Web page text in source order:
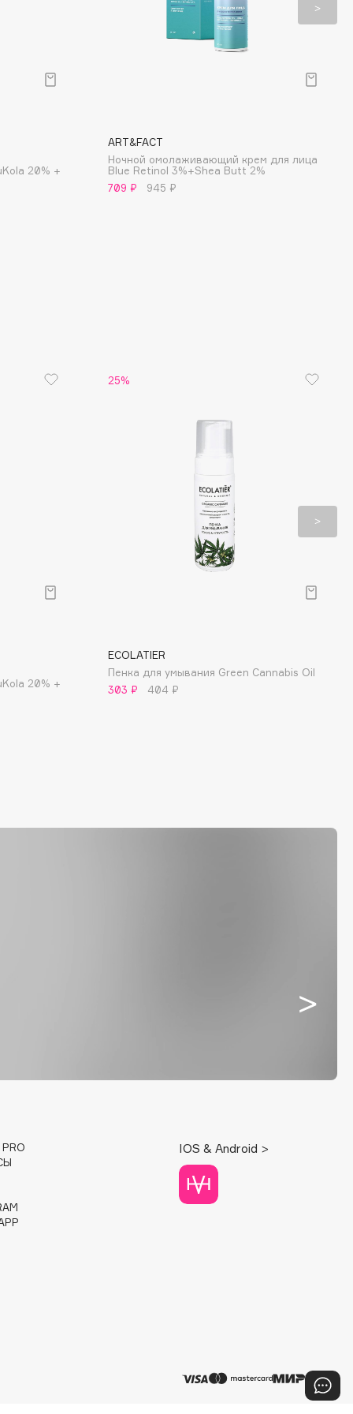
20% +
ART&FACT
Ночной омолаживающий крем для лица
Blue Retinol 3%+Shea Butt 2%
709 ₽
945 ₽
20% +
25%
ECOLATIER
Пенка для умывания Green Cannabis Oil
303 ₽
404 ₽
PRO
IOS & Android >